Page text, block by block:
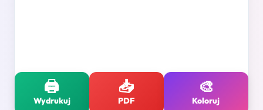
🖨️
Wydrukuj
📥
PDF
🎨
Koloruj